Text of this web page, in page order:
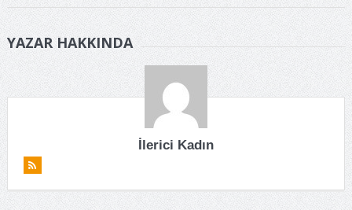
YAZAR HAKKINDA
İlerici Kadın